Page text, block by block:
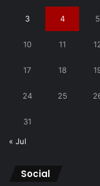
3 4 5
10 11
17 18
24 25
31
« Jul
Social